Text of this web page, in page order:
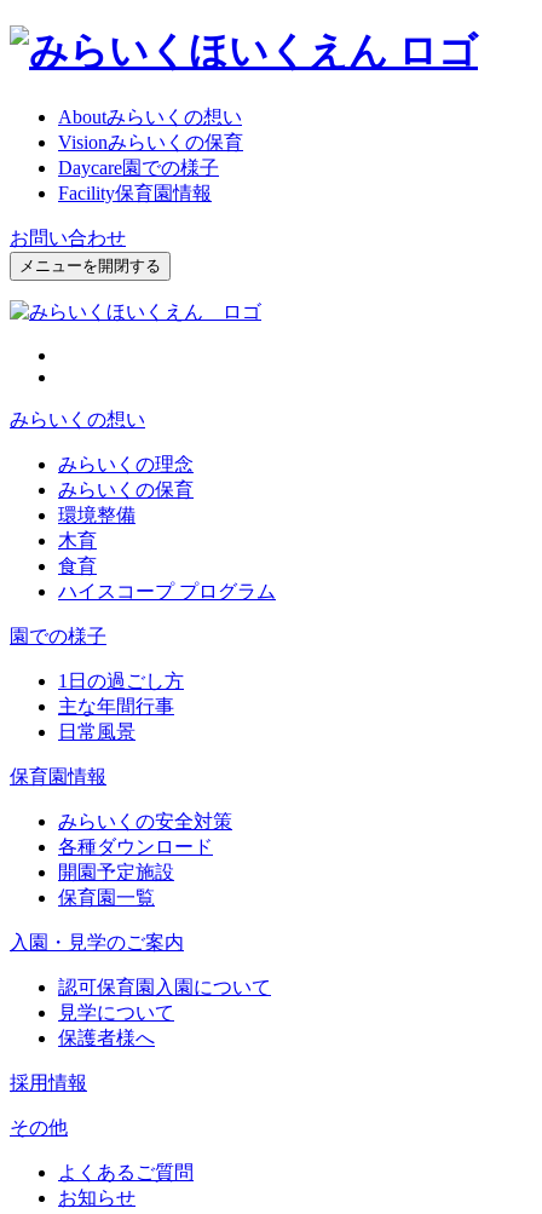
Aboutみらいくの想い
Visionみらいくの保育
Daycare園での様子
Facility保育園情報
お問い合わせ
メニューを開閉する
みらいくの想い
みらいくの理念
みらいくの保育
環境整備
木育
食育
ハイスコープ プログラム
園での様子
1日の過ごし方
主な年間行事
日常風景
保育園情報
みらいくの安全対策
各種ダウンロード
開園予定施設
保育園一覧
入園・見学のご案内
認可保育園入園について
見学について
保護者様へ
採用情報
その他
よくあるご質問
お知らせ